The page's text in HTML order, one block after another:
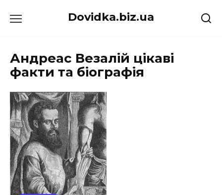
до
Dovidka.biz.ua
Андреас Везалій цікаві
факти та біографія